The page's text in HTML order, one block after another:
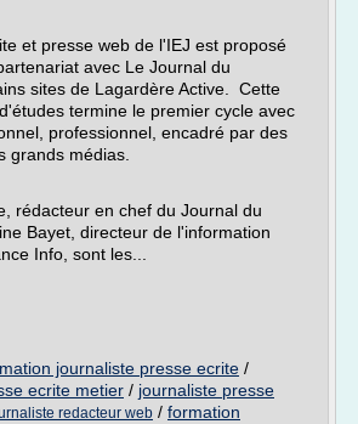
et presse web de l'IEJ est proposé
avec Le Journal du
sites de Lagardère Active. Cette
termine le premier cycle avec
professionnel, encadré par des
grands médias.
rédacteur en chef du Journal du
Bayet, directeur de l'information
Info, sont les...
journaliste presse ecrite /
ecrite metier / journaliste presse
redacteur web / formation